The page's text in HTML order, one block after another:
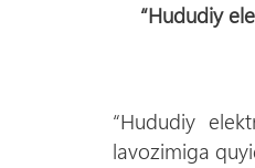
“Hududiy
“Hududiy
lavozimiga